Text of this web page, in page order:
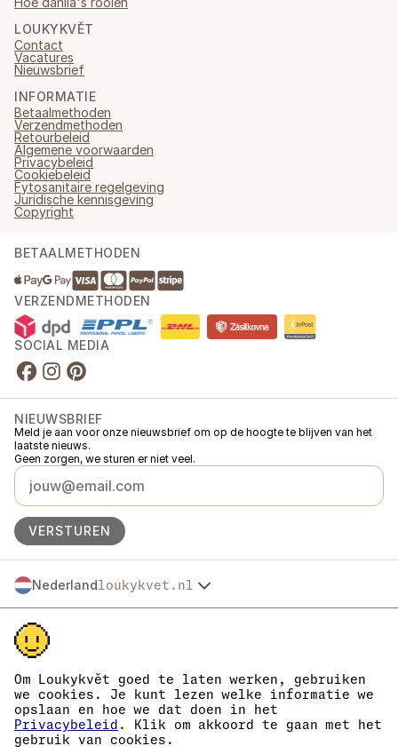
Om Loukykvět goed te laten werken, gebruiken
we cookies. Je kunt lezen welke informatie we
opslaan en hoe we dat doen in het
Privacybeleid . Klik om akkoord te gaan met het
gebruik van cookies.
LOUKYKVĚT
Contact
Vacatures
Nieuwsbrief
INFORMATIE
Betaalmethoden
Verzendmethoden
Retourbeleid
Algemene voorwaarden
Privacybeleid
Cookiebeleid
Fytosanitaire regelgeving
Juridische kennisgeving
Copyright
BETAALMETHODEN
VERZENDMETHODEN
SOCIAL MEDIA
NIEUWSBRIEF
Meld je aan voor onze nieuwsbrief om op de hoogte te blijven van het
laatste nieuws.
Geen zorgen, we sturen er niet veel.
VERSTUREN
Nederlandloukykvet.nl
Česko
Slovensko
Polska
Österreich
Deutschland
France
België
Danmark
Eesti
Loukykvět s.r.o. staat ingeschreven in het handelsregister van de
gemeentelijke rechtbank in Praag, sectie C, dossier 268616.
EKF00180493.
Wij gebruiken registratienummer 0636 voor de afgifte van
plantenpaspoorten.
Ons KvK-nummer is 05663687, btw-nummer is CZ05663687.
Het ID van de data box is eng827q.
Het EORI-nummer is CZ05663687.